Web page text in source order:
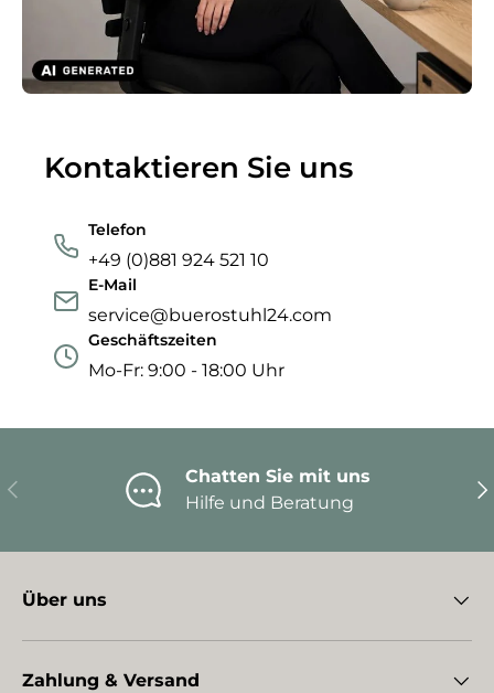
Kontaktieren Sie uns
Telefon
+49 (0)881 924 521 10
E-Mail
service@buerostuhl24.com
Geschäftszeiten
Mo-Fr: 9:00 - 18:00 Uhr
Vorherige
Chatten Sie mit uns
Hilfe und Beratung
Über uns
Zahlung & Versand